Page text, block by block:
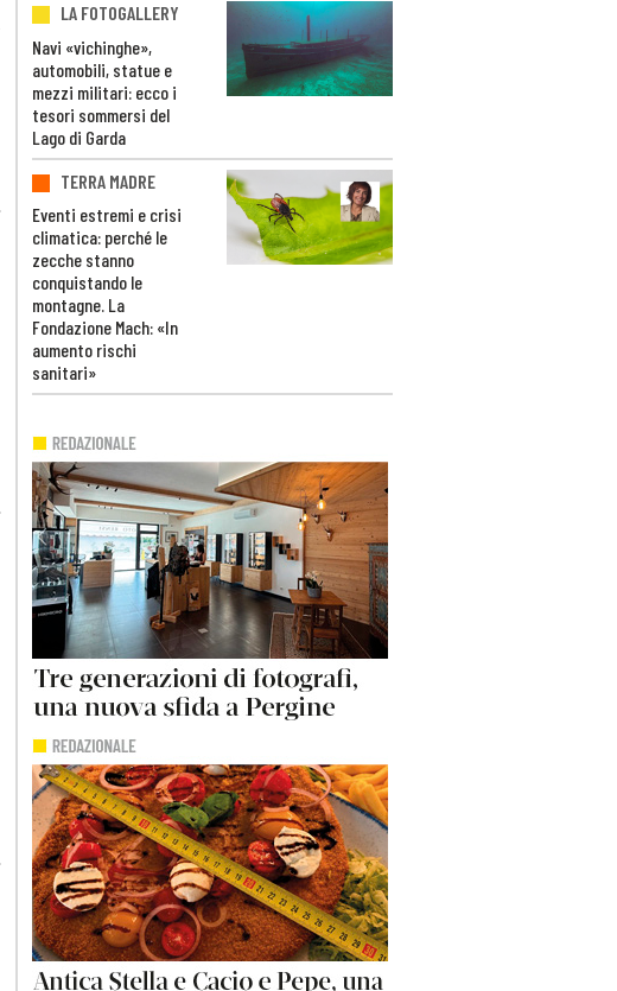
LA FOTOGALLERY
Navi «vichinghe»,
automobili, statue e
mezzi militari: ecco i
tesori sommersi del
Lago di Garda
TERRA MADRE
Eventi estremi e crisi
climatica: perché le
zecche stanno
conquistando le
montagne. La
Fondazione Mach: «In
aumento rischi
sanitari»